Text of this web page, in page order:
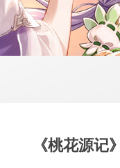
《桃花源记